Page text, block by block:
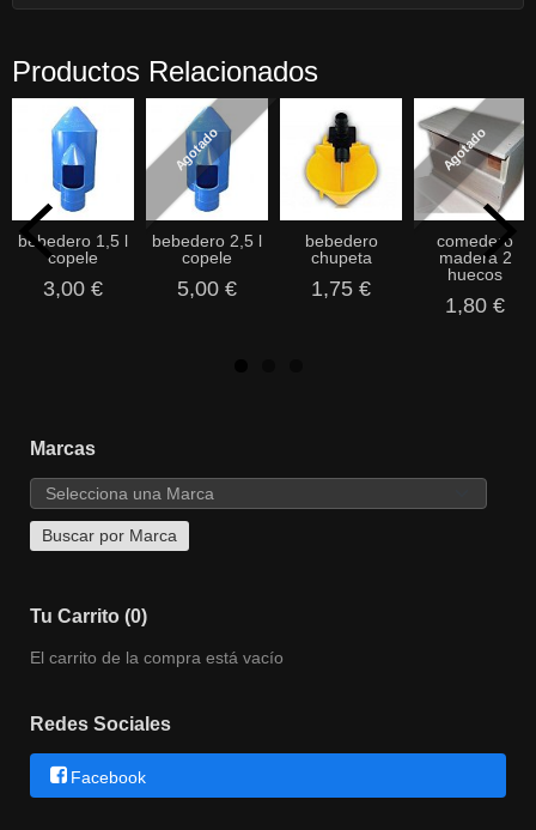
Marcas
Tu Carrito (0)
El carrito de la compra está vacío
Redes Sociales
Facebook
Productos Relacionados
bebedero 1,5 l
copele
3,00 €
Agotado
bebedero 2,5 l
copele
5,00 €
bebedero
chupeta
1,75 €
Agotado
comedero
madera 2
huecos
1,80 €